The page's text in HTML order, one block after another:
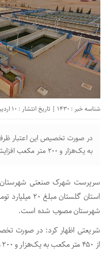
شناسه خبر : 1430 | تاریخ انتشار : 10 اردیبهشت 1401 - 11:43 |
به یک‌هزار و ۲۰۰ متر مکعب افزایش خواهد یافت.
سرپرست شهرک صنعتی
استان گلستان
شهرستان مصوب شده است.
شریعتی اظهار کرد: در صورت
از ۴۵۰ متر مکعب به یک‌هزار و ۲۰۰ متر مکعب افزایش خواهد یافت.